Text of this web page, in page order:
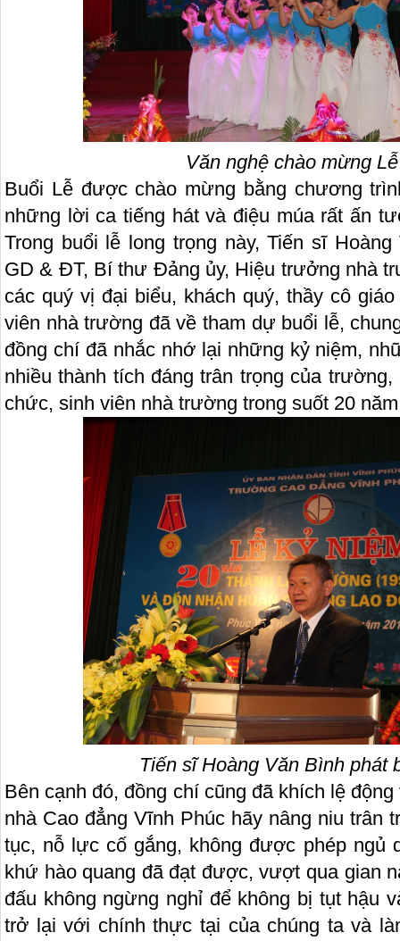
Văn nghệ chào mừng
Buổi Lễ được chào mừng bằng chương
những lời ca tiếng hát và điệu múa rất ấn
Trong buổi lễ long trọng này, Tiến sĩ
GD & ĐT, Bí thư Đảng ủy, Hiệu trưởng nhà
các quý vị đại biểu, khách quý, thầy cô
viên nhà trường đã về tham dự buổi lễ,
đồng chí đã nhắc nhớ lại những kỷ niệm,
nhiều thành tích đáng trân trọng của
chức, sinh viên nhà trường trong suốt 20
Tiến sĩ Hoàng Văn Bình phát
Bên cạnh đó, đồng chí cũng đã khích lệ
nhà Cao đẳng Vĩnh Phúc hãy nâng niu trân
tục, nỗ lực cố gắng, không được phép ngủ
khứ hào quang đã đạt được, vượt qua gian
đấu không ngừng nghỉ để không bị tụt hậu
trở lại với chính thực tại của chúng ta và